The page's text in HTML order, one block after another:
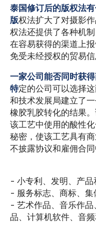
泰国修订后的版权法
版权法扩大了对摄影
权法还提供了各种机
在容易获得的渠道上
免受未经授权的贸易信
一家公司能否同时获
特定的公司可以选择
和技术发展局建立了
橡胶乳胶转化的结果
该工艺中使用的酸性
秘密，使该工艺具有
不披露协议和雇佣合
- 小专利、发明、产
- 服务标志、商标、
- 艺术作品、音乐作
品、计算机软件、音频